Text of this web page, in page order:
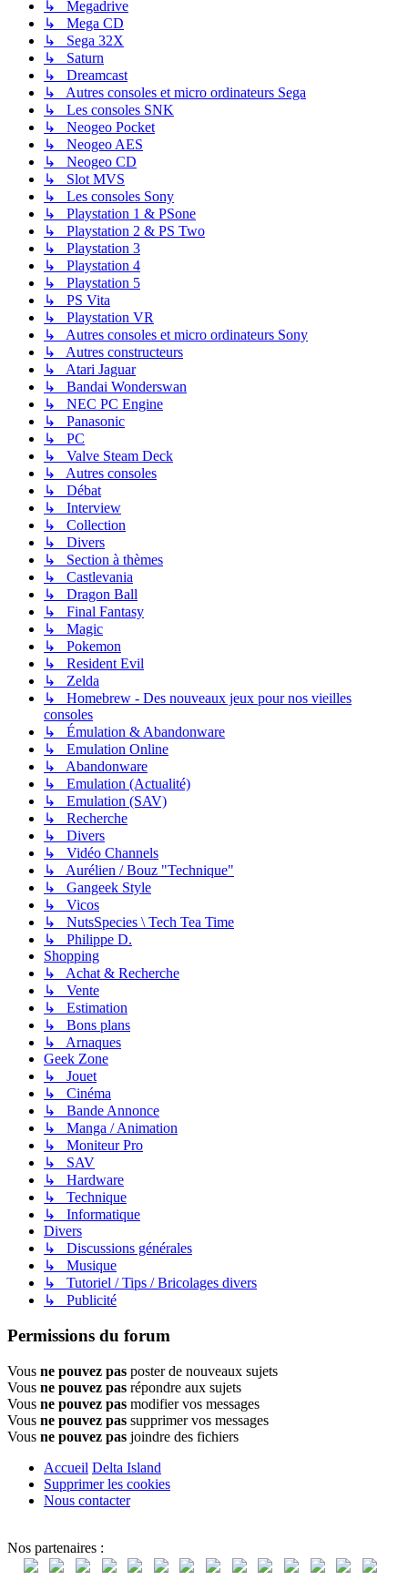
↳ Megadrive
↳ Mega CD
↳ Sega 32X
↳ Saturn
↳ Dreamcast
↳ Autres consoles et micro ordinateurs Sega
↳ Les consoles SNK
↳ Neogeo Pocket
↳ Neogeo AES
↳ Neogeo CD
↳ Slot MVS
↳ Les consoles Sony
↳ Playstation 1 & PSone
↳ Playstation 2 & PS Two
↳ Playstation 3
↳ Playstation 4
↳ Playstation 5
↳ PS Vita
↳ Playstation VR
↳ Autres consoles et micro ordinateurs Sony
↳ Autres constructeurs
↳ Atari Jaguar
↳ Bandai Wonderswan
↳ NEC PC Engine
↳ Panasonic
↳ PC
↳ Valve Steam Deck
↳ Autres consoles
↳ Débat
↳ Interview
↳ Collection
↳ Divers
↳ Section à thèmes
↳ Castlevania
↳ Dragon Ball
↳ Final Fantasy
↳ Magic
↳ Pokemon
↳ Resident Evil
↳ Zelda
↳ Homebrew - Des nouveaux jeux pour nos vieilles
consoles
↳ Émulation & Abandonware
↳ Emulation Online
↳ Abandonware
↳ Emulation (Actualité)
↳ Emulation (SAV)
↳ Recherche
↳ Divers
↳ Vidéo Channels
↳ Aurélien / Bouz "Technique"
↳ Gangeek Style
↳ Vicos
↳ NutsSpecies \ Tech Tea Time
↳ Philippe D.
Shopping
↳ Achat & Recherche
↳ Vente
↳ Estimation
↳ Bons plans
↳ Arnaques
Geek Zone
↳ Jouet
↳ Cinéma
↳ Bande Annonce
↳ Manga / Animation
↳ Moniteur Pro
↳ SAV
↳ Hardware
↳ Technique
↳ Informatique
Divers
↳ Discussions générales
↳ Musique
↳ Tutoriel / Tips / Bricolages divers
↳ Publicité
Permissions du forum
Vous ne pouvez pas poster de nouveaux sujets
Vous ne pouvez pas répondre aux sujets
Vous ne pouvez pas modifier vos messages
Vous ne pouvez pas supprimer vos messages
Vous ne pouvez pas joindre des fichiers
Accueil Delta Island
Supprimer les cookies
Nous contacter
Nos partenaires :